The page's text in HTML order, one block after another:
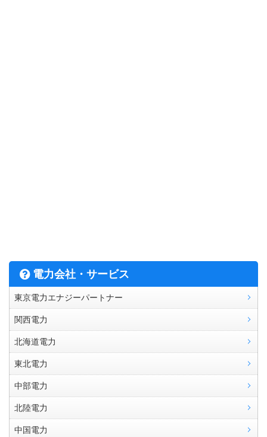
電力会社・サービス
東京電力エナジーパートナー
関西電力
北海道電力
東北電力
中部電力
北陸電力
中国電力